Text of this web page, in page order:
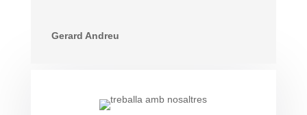
Gerard Andreu